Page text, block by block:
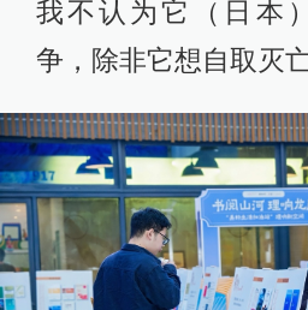
我不认为它（日本
争，除非它想自取灭